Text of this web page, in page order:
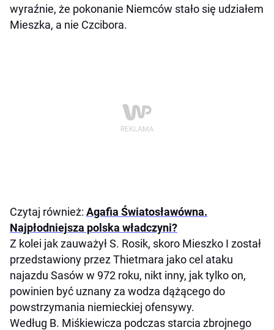
wyraźnie, że pokonanie Niemców stało się udziałem
Mieszka, a nie Czcibora.
Czytaj również: Agafia Światosławówna.
Najpłodniejsza polska władczyni?
Z kolei jak zauważył S. Rosik, skoro Mieszko I został
przedstawiony przez Thietmara jako cel ataku
najazdu Sasów w 972 roku, nikt inny, jak tylko on,
powinien być uznany za wodza dążącego do
powstrzymania niemieckiej ofensywy.
Według B. Miśkiewicza podczas starcia zbrojnego